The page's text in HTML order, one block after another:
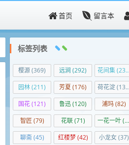
首页 留言本
标签列表
樱源(369) 远涧 (292) 花间集(236)
园林(211) 芳夏 (176) 荷花淀(139)
国花(121) 鲁迅(120) 浦玛(82)
智匠 (79) 花联(71) 一花一叶(50)
聊斋(45) 红楼梦(42) 小龙女(37)